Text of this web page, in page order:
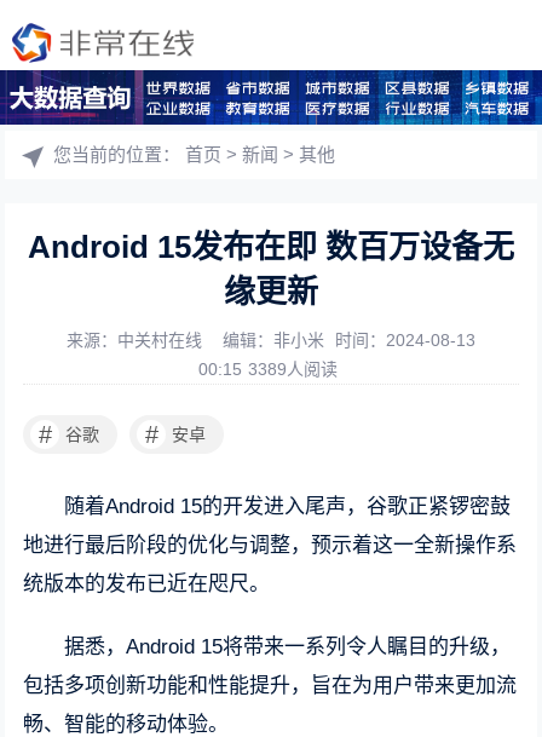
您当前的位置：首页 >新闻 >其他
Android 15发布在即 数百万设备无
缘更新
来源：中关村在线 编辑：非小米
时间：2024-08-13
00:15 3389人阅读
# 谷歌 # 安卓
随着Android 15的开发进入尾声，谷歌正紧锣密鼓
地进行最后阶段的优化与调整，预示着这一全新操作系
统版本的发布已近在咫尺。
据悉，Android 15将带来一系列令人瞩目的升级，
包括多项创新功能和性能提升，旨在为用户带来更加流
畅、智能的移动体验。